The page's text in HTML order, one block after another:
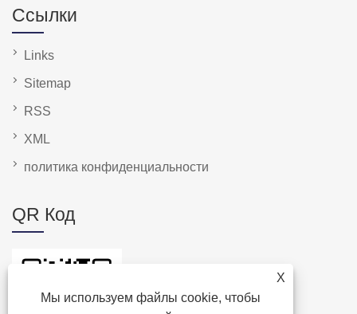
X
Мы используем файлы cookie, чтобы
Ссылки
Links
Sitemap
RSS
XML
политика конфиденциальности
QR Код